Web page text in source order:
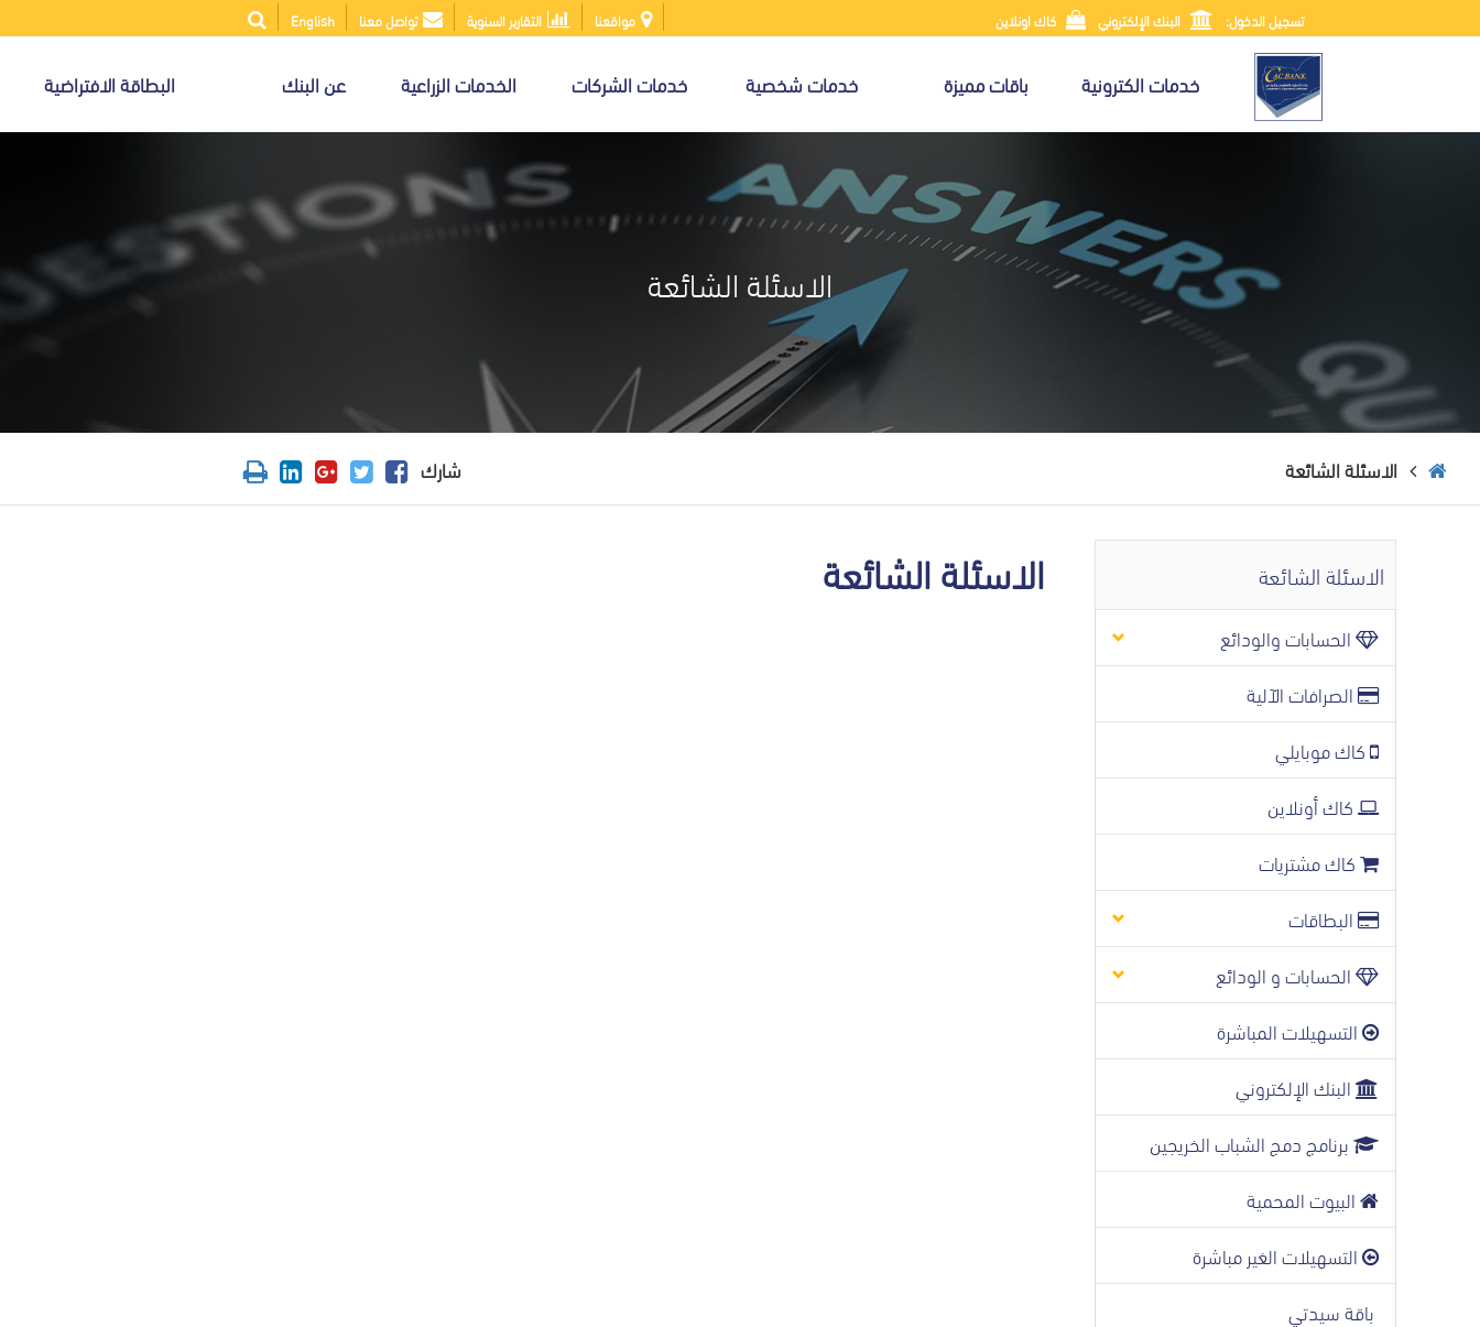
تسجيل الدخول: البنك الإلكتروني كاك اونلاين مواقعنا التقارير السنوية تواصل معنا English
خدمات الكترونية باقات مميزة خدمات شخصية خدمات الشركات الخدمات الزراعية عن البنك البطاقة الافتراضية
الاسئلة الشائعة
الاسئلة الشائعة شارك
الاسئلة الشائعة
الحسابات والودائع
الصرافات الآلية
كاك موبايلي
كاك أونلاين
كاك مشتريات
البطاقات
الحسابات و الودائع
التسهيلات المباشرة
البنك الإلكتروني
برنامج دمج الشباب الخريجين
البيوت المحمية
التسهيلات الغير مباشرة
باقة سيدتي
الاسئلة الشائعة